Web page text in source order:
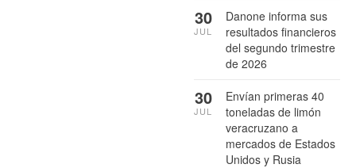
Danone informa sus
resultados financieros
del segundo trimestre
de 2026
30
JUL
Envían primeras 40
toneladas de limón
veracruzano a
mercados de Estados
Unidos y Rusia
30
JUL